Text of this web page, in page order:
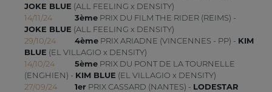
JOKE BLUE (ALL FEELING x DENSITY)
14/11/24
3èmePRIX DU FILM THE RIDER (REIMS) -
JOKE BLUE (ALL FEELING x DENSITY)
29/10/24
4èmePRIX ARIADNE (VINCENNES - PP) - KIM
BLUE (EL VILLAGIO x DENSITY)
14/10/24
5èmePRIX DU PONT DE LA TOURNELLE
(ENGHIEN) - KIM BLUE (EL VILLAGIO x DENSITY)
27/09/24
1erPRIX CASSARD (NANTES) - LODESTAR